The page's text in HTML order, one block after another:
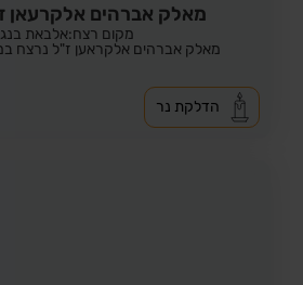
מאלק אברהים אלקרעאן
מקום רצח:אלבאת
מאלק אברהים אלקראען ז"ל נרצח
הדלקת נר